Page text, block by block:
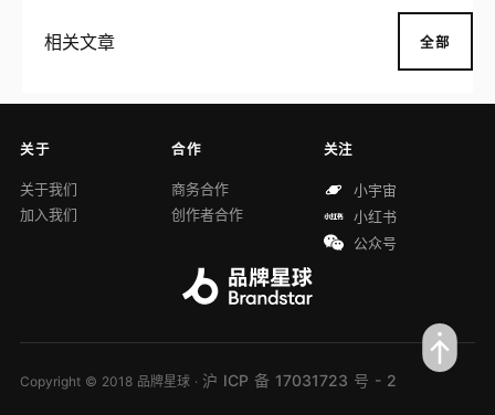
相关文章 全部
关于
关于我们
加入我们
合作
商务合作
创作者合作
关注
小宇宙
小红书
公众号
Copyright © 2018 品牌星球 · 沪 ICP 备 17031723 号 - 2